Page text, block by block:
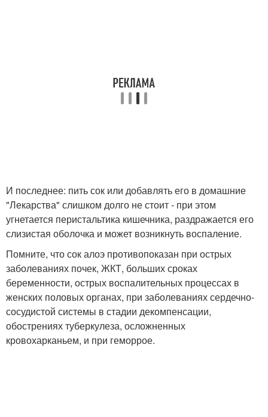
И последнее: пить сок или добавлять его в домашние
"Лекарства" слишком долго не стоит - при этом
угнетается перистальтика кишечника, раздражается его
слизистая оболочка и может возникнуть воспаление.
Помните, что сок алоэ противопоказан при острых
заболеваниях почек, ЖКТ, больших сроках
беременности, острых воспалительных процессах в
женских половых органах, при заболеваниях сердечно-
сосудистой системы в стадии декомпенсации,
обострениях туберкулеза, осложненных
кровохарканьем, и при геморрое.